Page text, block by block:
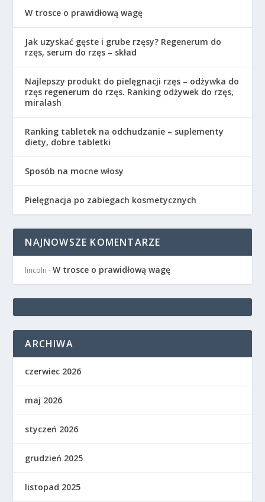
W trosce o prawidłową wagę
Jak uzyskać gęste i grube rzęsy? Regenerum do
rzęs, serum do rzęs – skład
Najlepszy produkt do pielęgnacji rzęs – odżywka do
rzęs regenerum do rzęs. Ranking odżywek do rzęs,
miralash
Ranking tabletek na odchudzanie – suplementy
diety, dobre tabletki
Sposób na mocne włosy
Pielęgnacja po zabiegach kosmetycznych
NAJNOWSZE KOMENTARZE
lincoln -W trosce o prawidłową wagę
ARCHIWA
czerwiec 2026
maj 2026
styczeń 2026
grudzień 2025
listopad 2025